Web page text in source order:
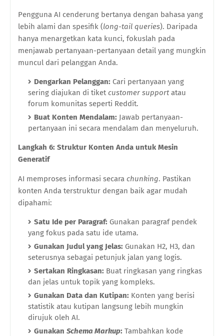
Pengguna AI cenderung bertanya dengan bahasa yang
lebih alami dan spesifik (long-tail queries). Daripada
hanya menargetkan kata kunci, fokuslah pada
menjawab pertanyaan-pertanyaan detail yang mungkin
muncul dari pelanggan Anda.
Dengarkan Pelanggan: Cari pertanyaan yang
sering diajukan di tiketcustomer support atau
forum komunitas seperti Reddit.
Buat Konten Mendalam: Jawab pertanyaan-
pertanyaan ini secara mendalam dan menyeluruh.
Langkah 6: Struktur Konten Anda untuk Mesin
Generatif
AI memproses informasi secara chunking. Pastikan
konten Anda terstruktur dengan baik agar mudah
dipahami:
Satu Ide per Paragraf: Gunakan paragraf pendek
yang fokus pada satu ide utama.
Gunakan Judul yang Jelas: Gunakan H2, H3, dan
seterusnya sebagai petunjuk jalan yang logis.
Sertakan Ringkasan: Buat ringkasan yang ringkas
dan jelas untuk topik yang kompleks.
Gunakan Data dan Kutipan: Konten yang berisi
statistik atau kutipan langsung lebih mungkin
dirujuk oleh AI.
Gunakan Schema Markup: Tambahkan kode